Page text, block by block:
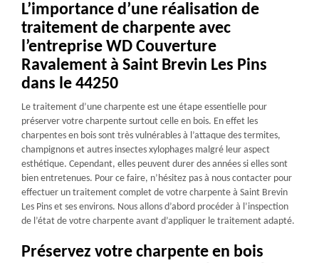
L’importance d’une réalisation de
traitement de charpente avec
l’entreprise WD Couverture
Ravalement à Saint Brevin Les Pins
dans le 44250
Le traitement d’une charpente est une étape essentielle pour
préserver votre charpente surtout celle en bois. En effet les
charpentes en bois sont très vulnérables à l’attaque des termites,
champignons et autres insectes xylophages malgré leur aspect
esthétique. Cependant, elles peuvent durer des années si elles sont
bien entretenues. Pour ce faire, n’hésitez pas à nous contacter pour
effectuer un traitement complet de votre charpente à Saint Brevin
Les Pins et ses environs. Nous allons d’abord procéder à l’inspection
de l’état de votre charpente avant d’appliquer le traitement adapté.
Préservez votre charpente en bois